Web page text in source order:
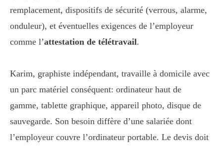
remplacement, dispositifs de sécurité (verrous, alarme,
onduleur), et éventuelles exigences de l’employeur
comme l’attestation de télétravail.
Karim, graphiste indépendant, travaille à domicile avec
un parc matériel conséquent: ordinateur haut de
gamme, tablette graphique, appareil photo, disque de
sauvegarde. Son besoin diffère d’une salariée dont
l’employeur couvre l’ordinateur portable. Le devis doit